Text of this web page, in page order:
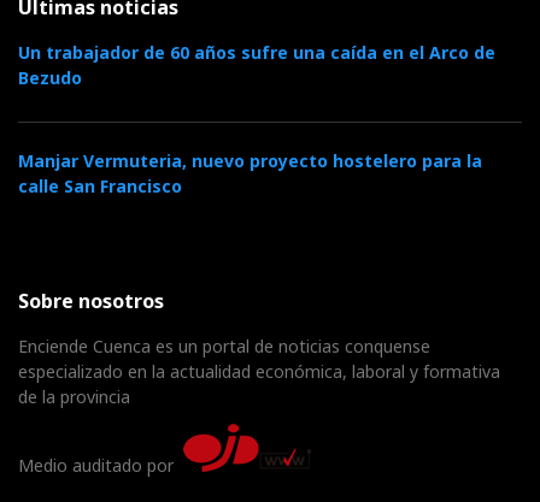
Últimas noticias
Un trabajador de 60 años sufre una caída en el Arco de
Bezudo
Manjar Vermuteria, nuevo proyecto hostelero para la
calle San Francisco
Sobre nosotros
Enciende Cuenca es un portal de noticias conquense
especializado en la actualidad económica, laboral y formativa
de la provincia
Medio auditado por